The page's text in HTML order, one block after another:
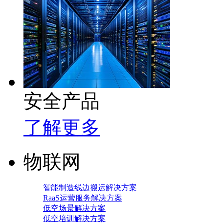
安全产品
了解更多
物联网
智能制造线边搬运解决方案
RaaS运营服务解决方案
低空场景解决方案
低空培训解决方案